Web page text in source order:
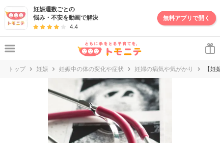
妊娠週数ごとの
悩み・不安を動画で解決
4.4
無料アプリで開く
トップ 妊娠 妊娠中の体の変化や症状 妊婦の病気や気がかり 【